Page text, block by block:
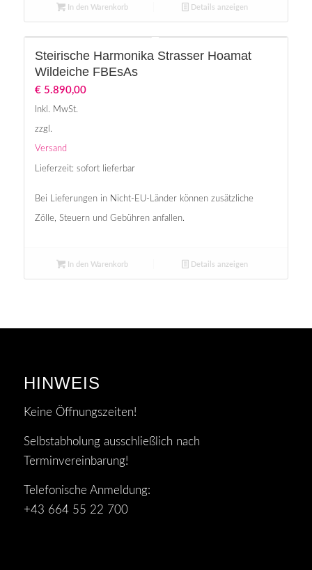
In den Warenkorb Details anzeigen
Steirische Harmonika Strasser Hoamat
Wildeiche FBEsAs
€5.890,00
Inkl. MwSt.
zzgl.
Versand
Lieferzeit: sofort lieferbar
Bei Lieferungen in Nicht-EU-Länder können zusätzliche
Zölle, Steuern und Gebühren anfallen.
In den Warenkorb Details anzeigen
HINWEIS
Keine Öffnungszeiten!
Selbstabholung ausschließlich nach
Terminvereinbarung!
Telefonische Anmeldung:
+43 664 55 22 700